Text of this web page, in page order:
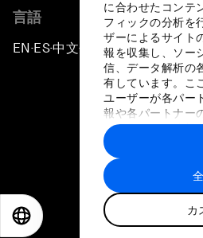
に合わせたコンテ
フィックの分析を
ザーによるサイト
報を収集し、ソー
信、データ解析の
有しています。こ
ユーザーが各パー
報や各パートナー
に収集された情報
トナーによって使
す。
カ
言語
EN ▪ ES▪中文▪ 日本語
プライバシーポリシ
サイトマ
©
世界経済